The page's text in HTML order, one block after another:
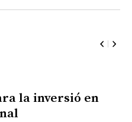
la inversió en